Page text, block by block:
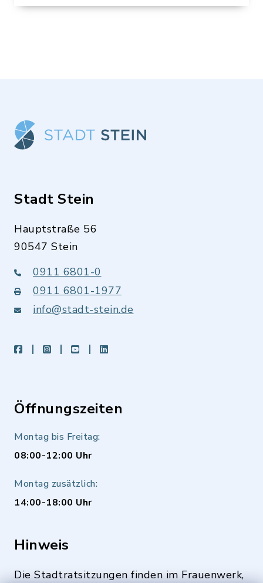
Stadt Stein
Hauptstraße 56
90547 Stein
0911 6801-0
0911 6801-1977
info@stadt-stein.de
facebookinstagramyoutubeLinkedIn
Öffnungszeiten
Montag bis Freitag:
08:00-12:00 Uhr
Montag zusätzlich:
14:00-18:00 Uhr
Hinweis
Die Stadtratsitzungen finden im Frauenwerk,